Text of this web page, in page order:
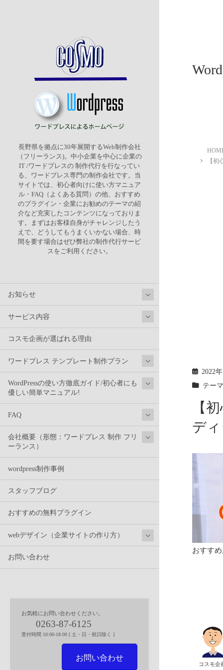
長野県を拠点に30年展開するWeb制作会社
（フリーランス)。中小企業を中心に企業の
IT /ワードプレスの 制作代行を行なってい
る、ワードプレス専門の制作会社です。当
サイトでは、初心者向けに使い方マニュア
ル・FAQ（よくある質問）の他、おすすめ
のプラグイン・企業にお勧めのテーマの紹
介など充実したコンテンツになっておりま
す。まずはお客様自身がチャレンジしたう
えで、どうしてもうまくいかない場合、時
間を要す場合はぜひ弊社の制作代行サービ
スをご利用ください。
お知らせ
サービス内容
コスモ企画が選ばれる理由
ワードプレス テンプレート制作プラン
WordPressの使い方徹底ガイド/初心者にも
優しい簡単マニュアル!
FAQ
会社概要（形態：ワードプレス 制作 フリ
ーランス）
wordpress制作事例
スタッフブログ
おすすめの無料プラグイン
webデザイン（企業サイトの作り方）
お問い合わせ
お気軽にお問い合わせください。
0263-87-6125
受付時間 10:00-18:00 [ 土・日・祝日除く ]
お問い合わせ
【
2022
テーマ
【
デ
おすす
コスモ企